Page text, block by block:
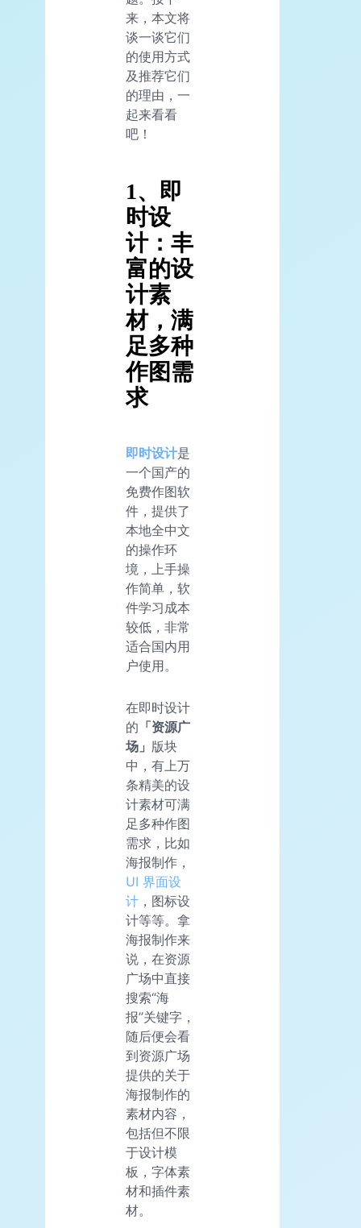
来，本文将
谈一谈它们
的使用方式
及推荐它们
的理由，一
起来看看
吧！
1、即
时设
计：丰
富的设
计素
材，满
足多种
作图需
求
即时设计是
一个国产的
免费作图软
件，提供了
本地全中文
的操作环
境，上手操
作简单，软
件学习成本
较低，非常
适合国内用
户使用。
在即时设计
的 「资源广
场」 版块
中，有上万
条精美的设
计素材可满
足多种作图
需求，比如
海报制作，
UI 界面设
计 ，图标设
计等等。拿
海报制作来
说，在资源
广场中直接
搜索“海
报”关键字，
随后便会看
到资源广场
提供的关于
海报制作的
素材内容，
包括但不限
于设计模
板，字体素
材和插件素
材。